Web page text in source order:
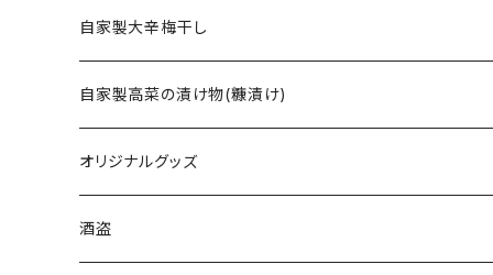
自家製大辛梅干し
自家製高菜の漬け物(糠漬け)
オリジナルグッズ
酒盗